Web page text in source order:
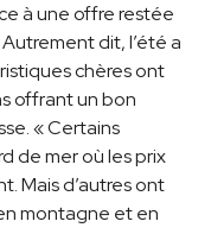
à une offre restée
dit, l’été a
chères ont
offrant un bon
« Certains
de mer où les prix
Mais d’autres ont
montagne et en